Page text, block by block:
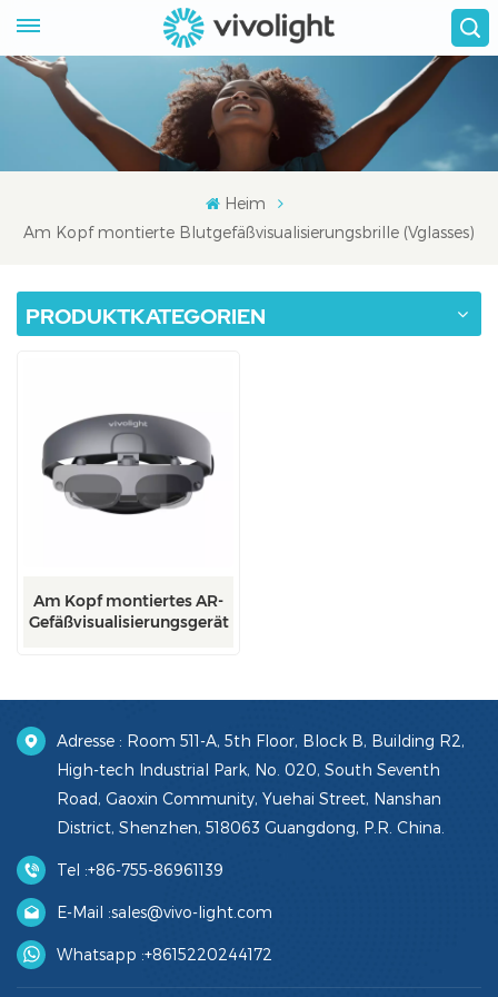
Heim
Am Kopf montierte Blutgefäßvisualisierungsbrille (Vglasses)
PRODUKTKATEGORIEN
Am Kopf montiertes AR-
Gefäßvisualisierungsgerät
Adresse : Room 511-A, 5th Floor, Block B, Building R2,
High-tech Industrial Park, No. 020, South Seventh
Road, Gaoxin Community, Yuehai Street, Nanshan
District, Shenzhen, 518063 Guangdong, P.R. China.
Tel :+86-755-86961139
E-Mail :sales@vivo-light.com
Whatsapp :+8615220244172